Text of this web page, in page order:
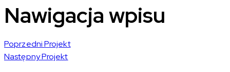
Nawigacja wpisu
Poprzedni Projekt
Następny Projekt